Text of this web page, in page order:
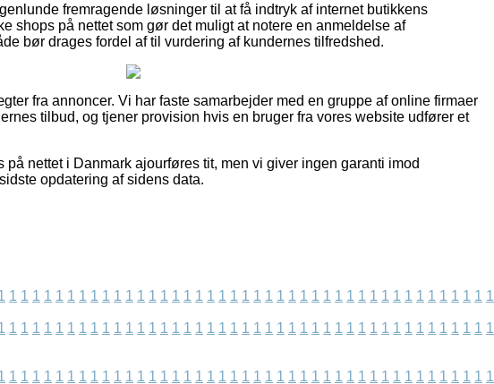
fremragende løsninger til at få indtryk af internet butikkens
shops på nettet som gør det muligt at notere en anmeldelse af
bør drages fordel af til vurdering af kundernes tilfredshed.
fra annoncer. Vi har faste samarbejder med en gruppe af online firmaer
tilbud, og tjener provision hvis en bruger fra vores website udfører et
nettet i Danmark ajourføres tit, men vi giver ingen garanti imod
opdatering af sidens data.
1 1 1 1 1 1 1 1 1 1 1 1 1 1 1 1 1 1 1 1 1 1 1 1 1 1 1 1 1 1 1 1 1 1 1 1 1 1 1 1 1 1
1 1 1 1 1 1 1 1 1 1 1 1 1 1 1 1 1 1 1 1 1 1 1 1 1 1 1 1 1 1 1 1 1 1 1 1 1 1 1 1 1 1
1 1 1 1 1 1 1 1 1 1 1 1 1 1 1 1 1 1 1 1 1 1 1 1 1 1 1 1 1 1 1 1 1 1 1 1 1 1 1 1 1 1